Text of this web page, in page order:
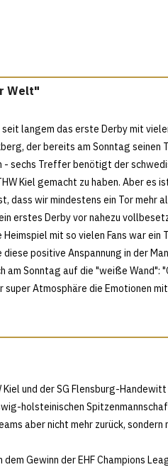
Welt"
langem das erste Derby mit
der bereits am Sonntag seinen
sechs Treffer benötigt der
Kiel gemacht zu haben. Aber es
dass wir mindestens ein Tor mehr
erstes Derby vor nahezu
mit so vielen Fans war ein
positive Anspannung in der
Sonntag auf die "weiße Wand":
Atmosphäre die Emotionen
und der SG Flensburg-
holsteinischen
aber nicht mehr zurück, sondern
Gewinn der EHF Champions